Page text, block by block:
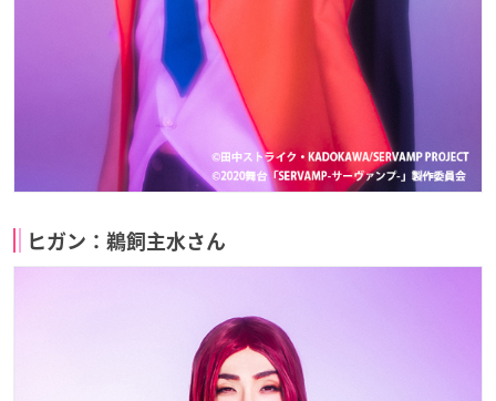
ヒガン：鵜飼主水さん